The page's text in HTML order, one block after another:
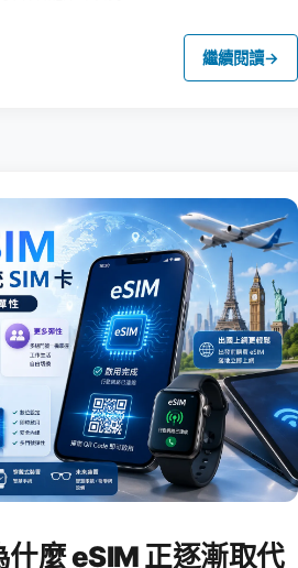
繼續閱讀→
麼 eSIM 正逐漸取代